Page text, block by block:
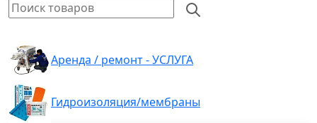
Аренда / ремонт - УСЛУГА
Гидроизоляция/мембраны